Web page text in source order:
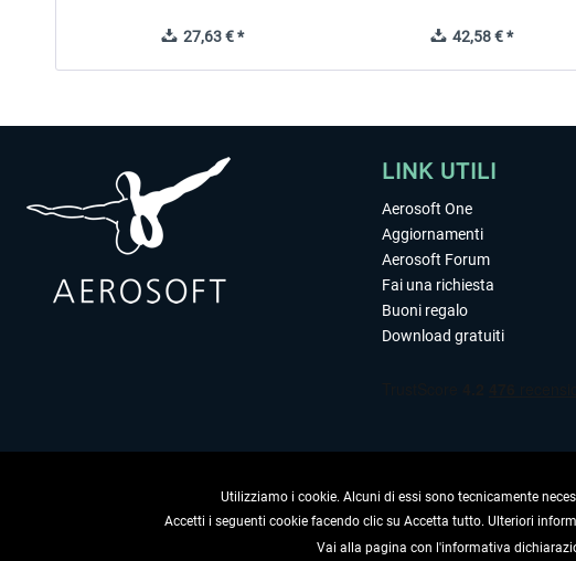
27,63 € * 42,58 € *
LINK UTILI
Aerosoft One
Aggiornamenti
Aerosoft Forum
Fai una richiesta
Buoni regalo
Download gratuiti
RECEDERE DAL
Utilizziamo i cookie. Alcuni di essi sono tecnicamente
Accetti i seguenti cookie facendo clic su Accetta tutto. Ulteriori
Vai alla pagina con l'informativa